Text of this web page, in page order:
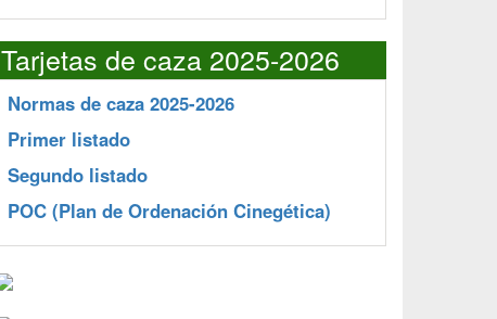
Tarjetas de caza 2025-2026
Normas de caza 2025-2026
Primer listado
Segundo listado
POC (Plan de Ordenación Cinegética)